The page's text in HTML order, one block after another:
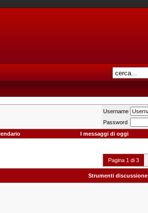
Username
Password
I messaggi di oggi
Pagina 1 di 3
Strumenti discussione